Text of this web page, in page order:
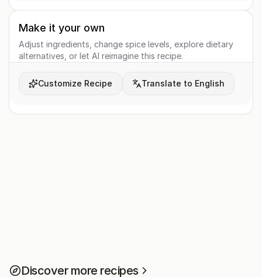
Make it your own
Adjust ingredients, change spice levels, explore dietary
alternatives, or let AI reimagine this recipe.
Customize Recipe Translate to English
Discover more recipes